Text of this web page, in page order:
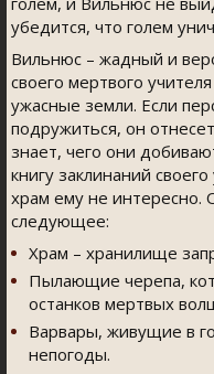
убедится, что голем
Вильнюс – жадный и
своего мертвого
ужасные земли. Если
подружиться, он
знает, чего они
книгу заклинаний
храм ему не интересно.
следующее:
Храм – хранилище
Пылающие черепа,
останков мертвых
Варвары, живущие в
непогоды.